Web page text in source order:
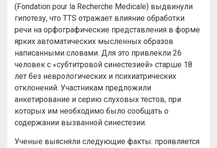
(Fondation pour la Recherche Medicale) выдвинули
гипотезу, что TTS отражает влияние обработки
речи на орфографические представления в форме
ярких автоматических мысленных образов
написанными словами. Для это привлекли 26
человек с «субтитровой синестезией» старше 18
лет без неврологических и психиатрических
отклонений. Участникам предложили
анкетирование и серию слуховых тестов, при
которых им необходимо было сообщать о
содержании вызванной синестезии.
Ученые выясняли следующие факты: проявляется